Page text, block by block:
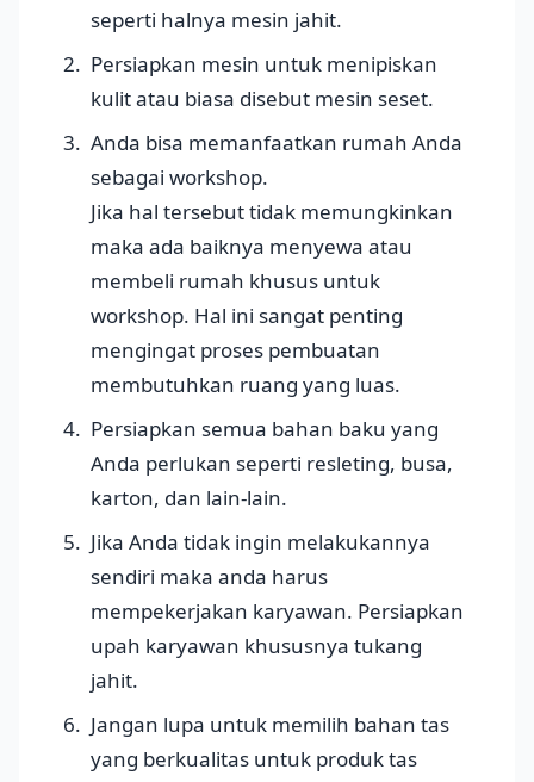
seperti halnya mesin jahit.
Persiapkan mesin untuk menipiskan
kulit atau biasa disebut mesin seset.
Anda bisa memanfaatkan rumah Anda
sebagai workshop.
Jika hal tersebut tidak memungkinkan
maka ada baiknya menyewa atau
membeli rumah khusus untuk
workshop. Hal ini sangat penting
mengingat proses pembuatan
membutuhkan ruang yang luas.
Persiapkan semua bahan baku yang
Anda perlukan seperti resleting, busa,
karton, dan lain-lain.
Jika Anda tidak ingin melakukannya
sendiri maka anda harus
mempekerjakan karyawan. Persiapkan
upah karyawan khususnya tukang
jahit.
Jangan lupa untuk memilih bahan tas
yang berkualitas untuk produk tas